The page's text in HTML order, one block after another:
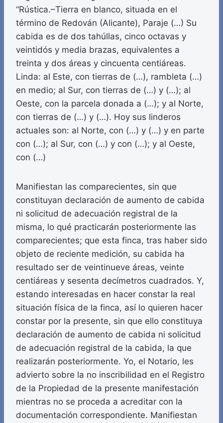
“Rústica.–Tierra en blanco, situada en el
término de Redován (Alicante), Paraje (…) Su
cabida es de dos tahúllas, cinco octavas y
veintidós y media brazas, equivalentes a
treinta y dos áreas y cincuenta centiáreas.
Linda: al Este, con tierras de (…), rambleta (…)
en medio; al Sur, con tierras de (…) y (…); al
Oeste, con la parcela donada a (…); y al Norte,
con tierras de (…) y (…). Hoy sus linderos
actuales son: al Norte, con (…) y (…) y en parte
con (…); al Sur, con (…) y con (…); y al Oeste,
con (…)
Manifiestan las comparecientes, sin que
constituyan declaración de aumento de cabida
ni solicitud de adecuación registral de la
misma, lo qué practicarán posteriormente las
comparecientes; que esta finca, tras haber sido
objeto de reciente medición, su cabida ha
resultado ser de veintinueve áreas, veinte
centiáreas y sesenta decímetros cuadrados. Y,
estando interesadas en hacer constar la real
situación física de la finca, así lo quieren hacer
constar por la presente, sin que ello constituya
declaración de aumento de cabida ni solicitud
de adecuación registral de la cabida, la que
realizarán posteriormente. Yo, el Notario, les
advierto sobre la no inscribilidad en el Registro
de la Propiedad de la presente manifestación
mientras no se proceda a acreditar con la
documentación correspondiente. Manifiestan